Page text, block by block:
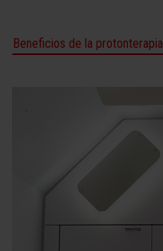
Beneficios de la protonterapia